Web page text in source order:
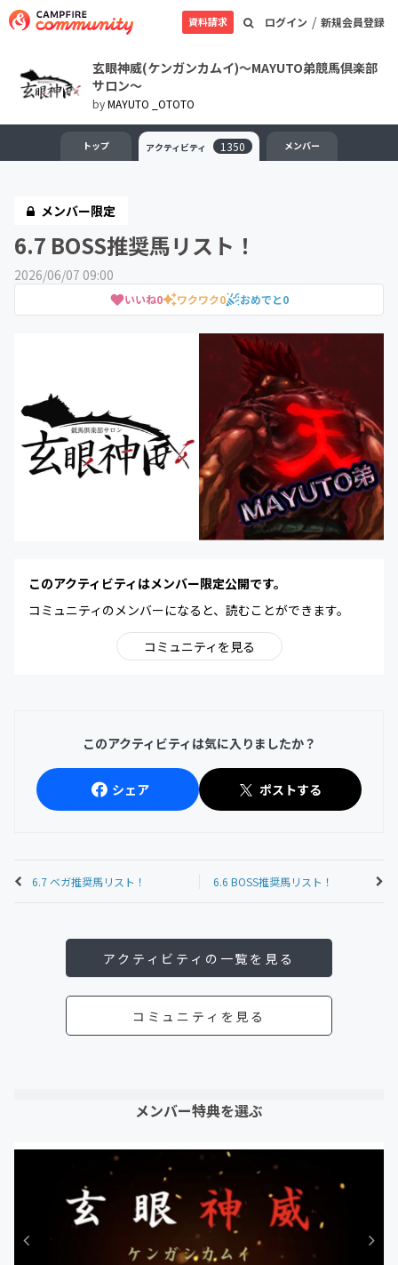
ログイン / 新規会員登録
資料請求
玄眼神威(ケンガンカムイ)〜MAYUTO弟競馬倶楽部
サロン〜
byMAYUTO _OTOTO
トップ アクティビティ 1350 メンバー
メンバー限定
6.7 BOSS推奨馬リスト！
2026/06/07 09:00
いいね0 ワクワク0 おめでと0
このアクティビティはメンバー限定公開です。
コミュニティのメンバーになると、読むことができます。
コミュニティを見る
このアクティビティは気に入りましたか？
シェア ポストする
6.7 ベガ推奨馬リスト！ 6.6 BOSS推奨馬リスト！
アクティビティの一覧を見る
コミュニティを見る
メンバー特典を選ぶ